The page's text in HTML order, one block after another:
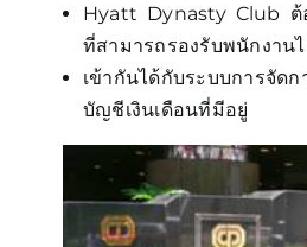
Hyatt Dynasty Club ต้
ที่สามารถรองรับพนักงาน
เข้ากันได้กับระบบการจัด
บัญชีเงินเดือนที่มีอยู่